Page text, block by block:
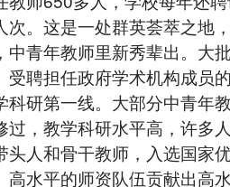
次。这是一处群英荟萃之地
中青年教师里新秀辈出。大
受聘担任政府学术机构成员
科研第一线。大部分中青年
过，教学科研水平高，许多
头人和骨干教师，入选国家
高水平的师资队伍贡献出高